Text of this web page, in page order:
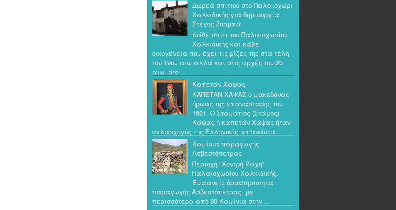
Δωρεά σπιτιού στο Παλαιοχώρι
Χαλκιδικής για δημιουργία
Στέγης Ζορμπά
Κάθε σπίτι του Παλαιοχωρίου
Χαλκιδικής και κάθε
οικογένεια που έχει τις ρίζες της στα τέλη
του 19ου αιω αλλά και στις αρχές του 20
αιω. στο ...
Καπετάν Χάψας
ΚΑΠΕΤΑΝ ΧΑΨΑΣ ο μακεδόνας
ήρωας της επανάστασης του
1821. Ο Σταμάτιος (Στάμος)
Κάψας ή καπετάν Χάψας ήταν
οπλαρχηγός της Ελληνικής επανάστα...
Καμίνια παραγωγής
Ασβεστόπετρας
Περιοχή "Χοντρή Ράχη"
Παλαιοχωρίου Χαλκιδικής.
Εμφανείς δραστηριότητα
παραγωγής Ασβεστόπετρας, με
περισσότερα από 30 Καμίνια στην ...